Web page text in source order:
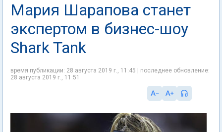
Мария Шарапова станет
экспертом в бизнес-шоу
Shark Tank
время публикации: 28 августа 2019 г., 11:45 | последнее обновление:
28 августа 2019 г., 11:51